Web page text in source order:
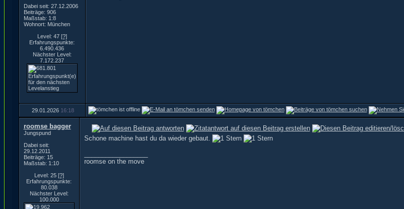
Dabei seit: 27.12.2006
Beiträge: 906
Maßstab: 1:8
Wohnort: München
Level: 47 [?]
Erfahrungspunkte:
6.490.436
Nächster Level:
7.172.237
29.01.2026 16:18
roomse bagger
Jungspund
Dabei seit:
29.12.2011
Beiträge: 15
Maßstab: 1:10
Level: 25 [?]
Erfahrungspunkte:
80.038
Nächster Level:
100.000
Schone machine hast du da wieder gebaut.
roomse on the move